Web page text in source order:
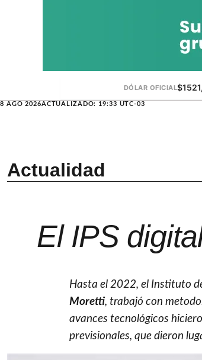
DÓLAR OFICIAL
8 AGO 2026ACTUALIZADO: 19:33 UTC-03
Actualidad
El IPS
Hasta el 2022, el Instituto
Moretti, trabajó con
avances tecnológicos
previsionales, que dieron